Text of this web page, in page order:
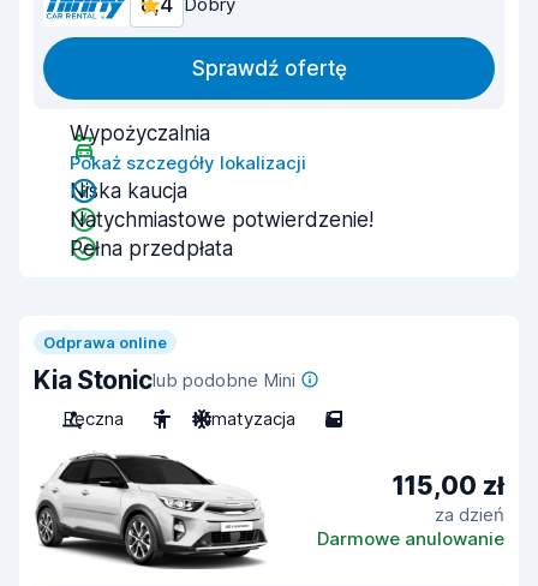
8,4
Sprawdź ofertę
Wypożyczalnia
Pokaż szczegóły lokalizacji
Niska kaucja
Natychmiastowe potwierdzenie!
Pełna przedpłata
Odprawa online
Kia Stoniclub podobne Mini
Ręczna
5 Klimatyzacja 5
115,00 zł
za dzień
Darmowe anulowanie